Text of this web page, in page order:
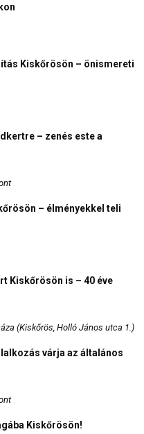
Kiskőrösön – önismereti
– zenés este a
– élményekkel teli
Kiskőrösön is – 40 éve
(Kiskőrös, Holló János utca 1.)
várja az általános
Kiskőrösön!